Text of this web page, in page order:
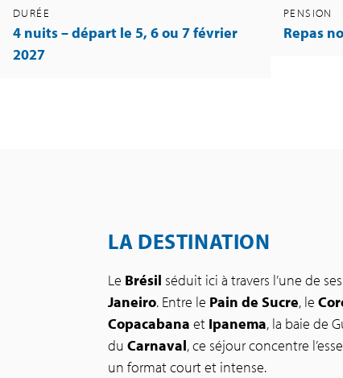
DURÉE
4 nuits – départ le 5, 6 ou 7 février
2027
PENSION
Repas
LA DESTINATION
Le Brésil séduit ici à travers l’une de
Janeiro. Entre le Pain de Sucre, le
Copacabana et Ipanema, la baie de
duCarnaval, ce séjour concentre
un format court et intense.